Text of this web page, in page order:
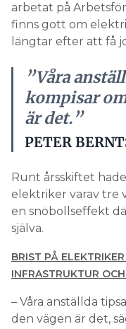
arbetat på
finns gott om
längtar efter att få
”Våra
kompisar
är det.”
PETER
Runt årsskiftet
elektriker varav tre
en snöbollseffekt
själva.
BRIST PÅ
INFRASTRUK­TUR
– Våra anställda
den vägen är det,